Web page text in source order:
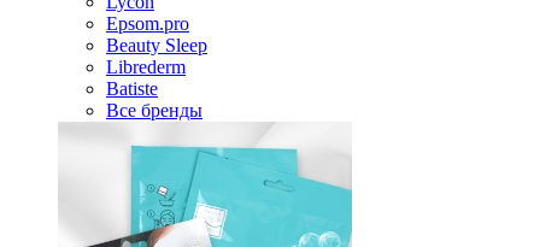
Epsom.pro
Beauty Sleep
Librederm
Batiste
Все бренды